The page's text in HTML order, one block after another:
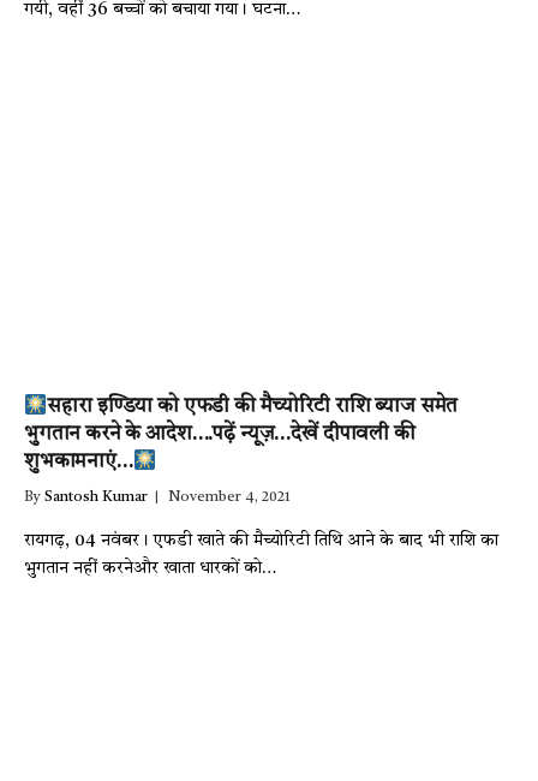
गयी, वहीं 36 बच्चों को बचाया गया। घटना…
सहारा इण्डिया को एफडी की मैच्योरिटी राशि ब्याज समेत
भुगतान करने के आदेश….पढ़ें न्यूज़…देखें दीपावली की
शुभकामनाएं…
By Santosh Kumar November 4, 2021
रायगढ़, 04 नवंबर। एफडी खाते की मैच्योरिटी तिथि आने के बाद भी राशि का
भुगतान नहीं करनेऔर खाता धारकों को…